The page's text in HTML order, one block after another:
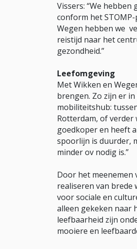
Vissers: “We
conform het
Wegen hebben we
reistijd naar het
gezondheid.”
Leefomgeving
Met Wikken en
brengen. Zo zijn er
mobiliteitshub:
Rotterdam, of verder
goedkoper en heeft
spoorlijn is duurder,
minder ov nodig is.”
Door het meenemen
realiseren van brede
voor sociale en
alleen gekeken naar
leefbaarheid zijn
mooiere en